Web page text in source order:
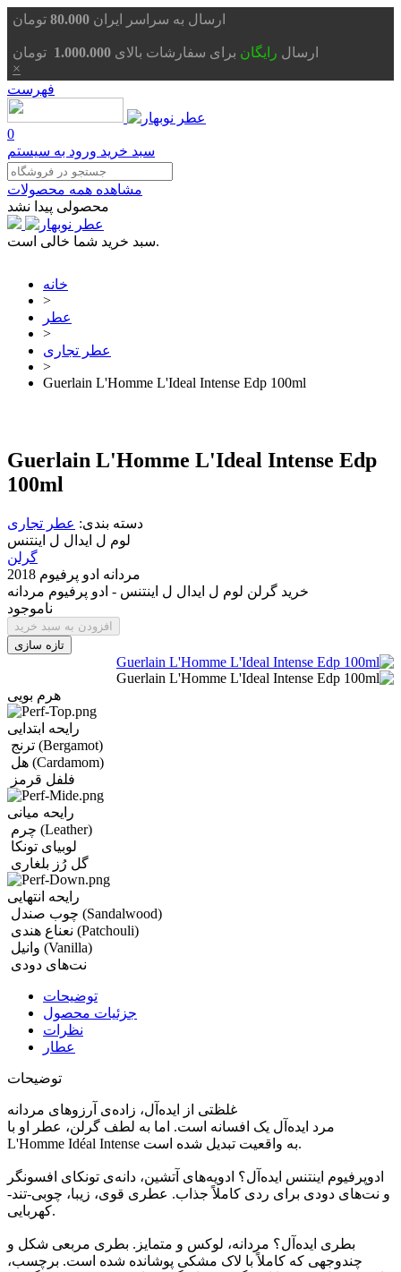
ارسال به سراسر ایران 80.000
ارسال رایگان برای سفارشات بالای 1.000.000 تومان
×
فهرست
0
سبد خرید ورود به سیستم
مشاهده همه محصولات
محصولی پیدا نشد
سبد خرید شما خالی است.
خانه
>
عطر
>
عطر تجاری
>
Guerlain L'Homme L'Ideal Intense Edp 100ml
Guerlain L'Homme L'Ideal Intense Edp
100ml
دسته بندی: عطر تجاری
لوم ل ایدال ل اینتنس
گرلن
مردانه ادو پرفیوم 2018
خرید گرلن لوم ل ایدال ل اینتنس - ادو پرفیوم مردانه
ناموجود
افزودن به سبد خرید
هرم بویی
رایحه ابتدایی
ترنج (Bergamot)
هل (Cardamom)
فلفل قرمز
رایحه میانی
چرم (Leather)
لوبیای تونکا
گل رُز بلغاری
رایحه انتهایی
چوب صندل (Sandalwood)
نعناع هندی (Patchouli)
وانیل (Vanilla)
نت‌های دودی
توضیحات
جزئیات محصول
نظرات
عطار
توضیحات
غلظتی از ایده‌آل، زاده‌ی آرزوهای مردانه
مرد ایده‌آل یک افسانه است. اما به لطف گرلن، عطر او با
L'Homme Idéal Intense به واقعیت تبدیل شده است.
ادوپرفیوم اینتنس ایده‌آل؟ ادویه‌های آتشین، دانه‌ی تونکای افسونگر
و نت‌های دودی برای ردی کاملاً جذاب. عطری قوی، زیبا، چوبی-تند-
کهربایی.
بطری ایده‌آل؟ مردانه، لوکس و متمایز. بطری مربعی شکل و
چندوجهی که کاملاً با لاک مشکی پوشانده شده است. برچسب،